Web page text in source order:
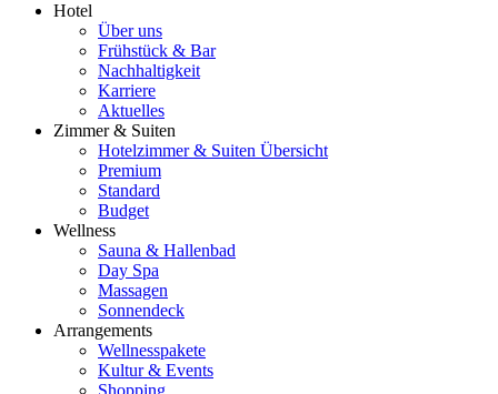
Hotel
Über uns
Frühstück & Bar
Nachhaltigkeit
Karriere
Aktuelles
Zimmer & Suiten
Hotelzimmer & Suiten Übersicht
Premium
Standard
Budget
Wellness
Sauna & Hallenbad
Day Spa
Massagen
Sonnendeck
Arrangements
Wellnesspakete
Kultur & Events
Shopping